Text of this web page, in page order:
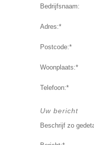
Bedrijfsnaam:
Adres:*
Postcode:*
Woonplaats:*
Telefoon:*
Uw bericht
Beschrijf zo